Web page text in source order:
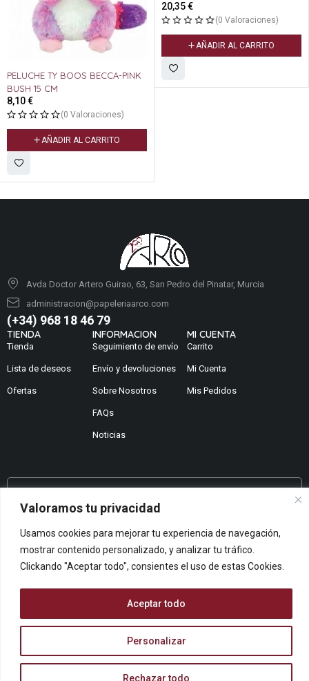
Valoramos tu privacidad
Usamos cookies para mejorar tu experiencia de navegación,
mostrar contenido personalizado, y analizar tu tráfico.
Clickando "Aceptar todo", consientes el uso de estas Cookies.
Personalizar
Rechazar todo
Aceptar todo
20,35€
(0 Valoraciones)
AÑADIR AL CARRITO
PELUCHE TY BOOS FIONA PINK
CAT
Avda Doctor Artero Guirao, 63, San Pedro del Pinatar, Murcia
administracion@papeleriaarco.com
(+34) 968 18 46 79
TIENDA
Tienda
Lista de deseos
Ofertas
INFORMACION
Seguimiento de envío
Envío y devoluciones
Sobre Nosotros
FAQs
Noticias
MI CUENTA
Carrito
Mi Cuenta
Mis Pedidos
¿No encuentras lo que buscas?
¿Te podemos ayudar?
Centro De Ayuda
Queremos saber tu opinión
© ARCOPAPEL 2006 S.L. | Todos los derechos reservados